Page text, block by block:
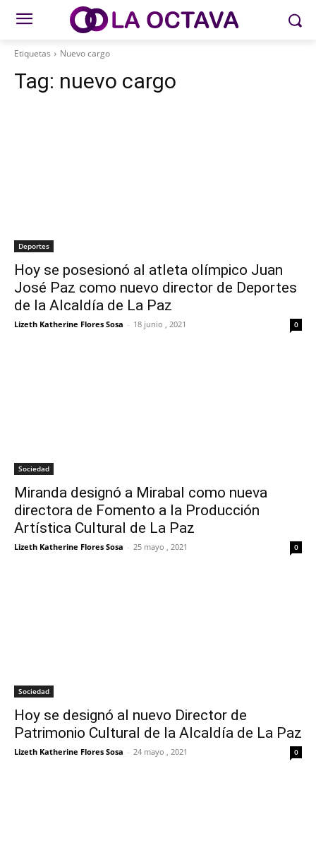
Etiquetas Nuevo cargo
Tag: nuevo cargo
Deportes
Hoy se posesionó al atleta olímpico Juan
José Paz como nuevo director de Deportes
de la Alcaldía de La Paz
Lizeth Katherine Flores Sosa - 18 junio , 2021 0
Sociedad
Miranda designó a Mirabal como nueva
directora de Fomento a la Producción
Artística Cultural de La Paz
Lizeth Katherine Flores Sosa - 25 mayo , 2021 0
Sociedad
Hoy se designó al nuevo Director de
Patrimonio Cultural de la Alcaldía de La Paz
Lizeth Katherine Flores Sosa - 24 mayo , 2021 0